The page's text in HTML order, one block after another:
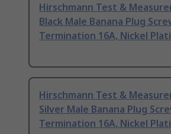
Hirschmann Test &
Black Male Banana Plug
Termination 16A, Nickel
Hirschmann Test &
Silver Male Banana Plug
Termination 16A, Nickel